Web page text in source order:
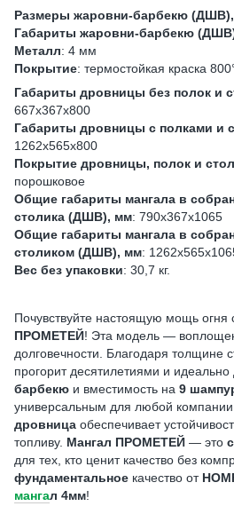
Размеры жаровни-барбекю
Габариты жаровни-барбекю
Металл: 4 мм
Покрытие: термостойкая краска
Габариты дровницы без полок и
667х367х800
Габариты дровницы с полками и
1262х565х800
Покрытие дровницы, полок и
порошковое
Общие габариты мангала в
столика (ДШВ), мм: 790х367х1065
Общие габариты мангала в
столиком (ДШВ), мм:
Вес без упаковки: 30,7 кг.
Почувствуйте настоящую мощь огня
ПРОМЕТЕЙ! Эта модель —
долговечности. Благодаря толщине
прогорит десятилетиями и
барбекю и вместимость на 9
универсальным для любой
дровница обеспечивает
топливу. Мангал ПРОМЕТЕЙ — это
для тех, кто ценит качество без
фундаментальное качество от
мангал 4мм!